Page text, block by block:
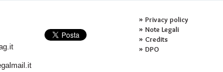
Privacy policy
Note Legali
Credits
DPO